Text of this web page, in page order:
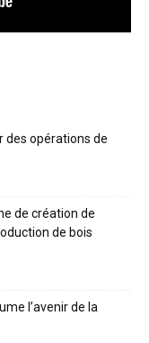
des opérations de
de création de
de bois
l’avenir de la